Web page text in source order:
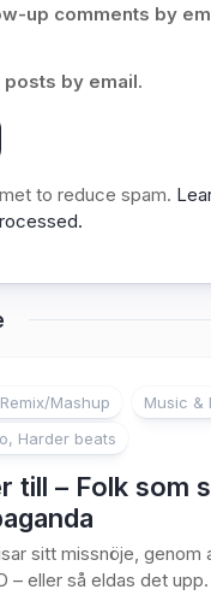
up comments by
by email.
to reduce spam.
Mashup
Music &
Harder beats
till – Folk som
sitt missnöje, genom
– eller så eldas det upp.